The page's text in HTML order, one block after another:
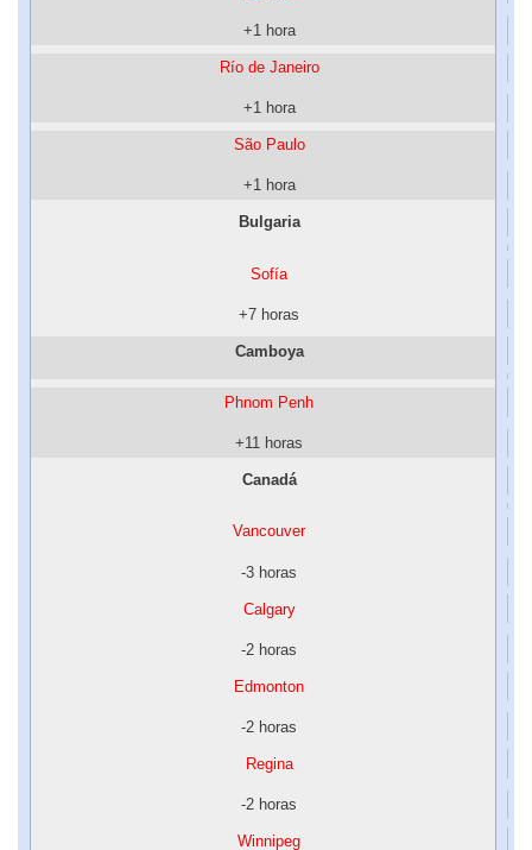
+1 hora
Río de Janeiro
+1 hora
São Paulo
+1 hora
Bulgaria
Sofía
+7 horas
Camboya
Phnom Penh
+11 horas
Canadá
Vancouver
-3 horas
Calgary
-2 horas
Edmonton
-2 horas
Regina
-2 horas
Winnipeg